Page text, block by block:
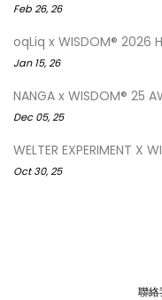
Feb 26, 26
oqLiq x WISDOM® 2026
Jan 15, 26
NANGA x WISDOM® 25
Dec 05, 25
WELTER EXPERIMENT X
Oct 30, 25
聯絡